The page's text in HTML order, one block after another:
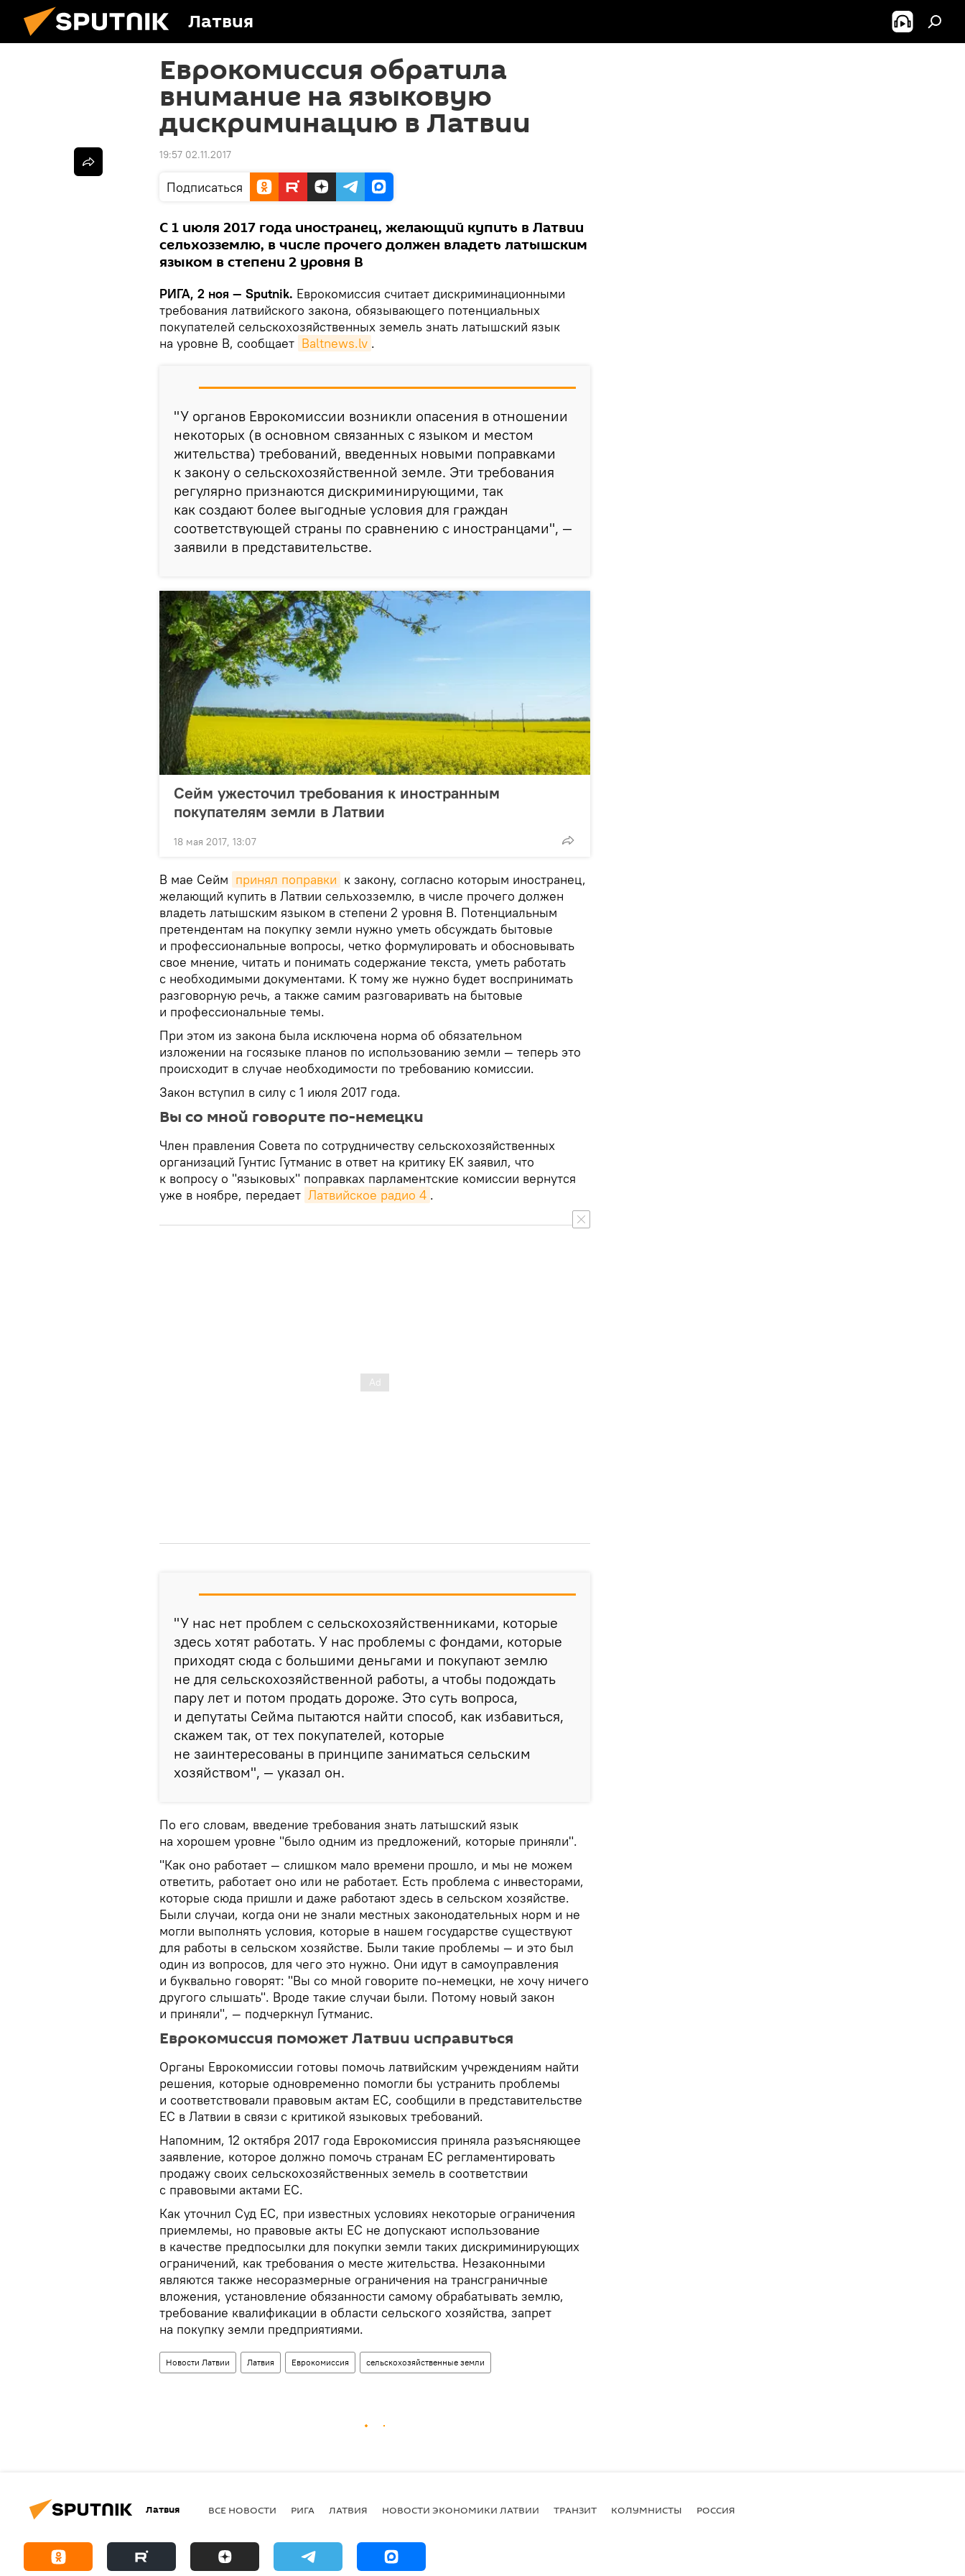
Латвия
Еврокомиссия обратила
внимание на языковую
дискриминацию в Латвии
19:57 02.11.2017
Подписаться
С 1 июля 2017 года иностранец, желающий купить в Латвии
сельхозземлю, в числе прочего должен владеть латышским
языком в степени 2 уровня B
РИГА, 2 ноя — Sputnik. Еврокомиссия считает дискриминационными
требования латвийского закона, обязывающего потенциальных
покупателей сельскохозяйственных земель знать латышский язык
на уровне B, сообщает Baltnews.lv .
"У органов Еврокомиссии возникли опасения в отношении
некоторых (в основном связанных с языком и местом
жительства) требований, введенных новыми поправками
к закону о сельскохозяйственной земле. Эти требования
регулярно признаются дискриминирующими, так
как создают более выгодные условия для граждан
соответствующей страны по сравнению с иностранцами", —
заявили в представительстве.
Сейм ужесточил требования к иностранным
покупателям земли в Латвии
18 мая 2017, 13:07
В мае Сейм принял поправки к закону, согласно которым иностранец,
желающий купить в Латвии сельхозземлю, в числе прочего должен
владеть латышским языком в степени 2 уровня В. Потенциальным
претендентам на покупку земли нужно уметь обсуждать бытовые
и профессиональные вопросы, четко формулировать и обосновывать
свое мнение, читать и понимать содержание текста, уметь работать
с необходимыми документами. К тому же нужно будет воспринимать
разговорную речь, а также самим разговаривать на бытовые
и профессиональные темы.
При этом из закона была исключена норма об обязательном
изложении на госязыке планов по использованию земли — теперь это
происходит в случае необходимости по требованию комиссии.
Закон вступил в силу с 1 июля 2017 года.
Вы со мной говорите по-немецки
Член правления Совета по сотрудничеству сельскохозяйственных
организаций Гунтис Гутманис в ответ на критику ЕК заявил, что
к вопросу о "языковых" поправках парламентские комиссии вернутся
уже в ноябре, передает Латвийское радио 4 .
"У нас нет проблем с сельскохозяйственниками, которые
здесь хотят работать. У нас проблемы с фондами, которые
приходят сюда с большими деньгами и покупают землю
не для сельскохозяйственной работы, а чтобы подождать
пару лет и потом продать дороже. Это суть вопроса,
и депутаты Сейма пытаются найти способ, как избавиться,
скажем так, от тех покупателей, которые
не заинтересованы в принципе заниматься сельским
хозяйством", — указал он.
По его словам, введение требования знать латышский язык
на хорошем уровне "было одним из предложений, которые приняли".
"Как оно работает — слишком мало времени прошло, и мы не можем
ответить, работает оно или не работает. Есть проблема с инвесторами,
которые сюда пришли и даже работают здесь в сельском хозяйстве.
Были случаи, когда они не знали местных законодательных норм и не
могли выполнять условия, которые в нашем государстве существуют
для работы в сельском хозяйстве. Были такие проблемы — и это был
один из вопросов, для чего это нужно. Они идут в самоуправления
и буквально говорят: "Вы со мной говорите по-немецки, не хочу ничего
другого слышать". Вроде такие случаи были. Потому новый закон
и приняли", — подчеркнул Гутманис.
Еврокомиссия поможет Латвии исправиться
Органы Еврокомиссии готовы помочь латвийским учреждениям найти
решения, которые одновременно помогли бы устранить проблемы
и соответствовали правовым актам ЕС, сообщили в представительстве
ЕС в Латвии в связи с критикой языковых требований.
Напомним, 12 октября 2017 года Еврокомиссия приняла разъясняющее
заявление, которое должно помочь странам ЕС регламентировать
продажу своих сельскохозяйственных земель в соответствии
с правовыми актами ЕС.
Как уточнил Суд ЕС, при известных условиях некоторые ограничения
приемлемы, но правовые акты ЕС не допускают использование
в качестве предпосылки для покупки земли таких дискриминирующих
ограничений, как требования о месте жительства. Незаконными
являются также несоразмерные ограничения на трансграничные
вложения, установление обязанности самому обрабатывать землю,
требование квалификации в области сельского хозяйства, запрет
на покупку земли предприятиями.
Новости Латвии Латвия Еврокомиссия сельскохозяйственные земли
Латвия ВСЕ НОВОСТИ РИГА ЛАТВИЯ НОВОСТИ ЭКОНОМИКИ ЛАТВИИ ТРАНЗИТ КОЛУМНИСТЫ РОССИЯ